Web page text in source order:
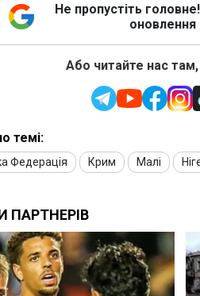
Не пропустіть
оновлення
Або читайте нас
темі:
Федерація Крим Малі